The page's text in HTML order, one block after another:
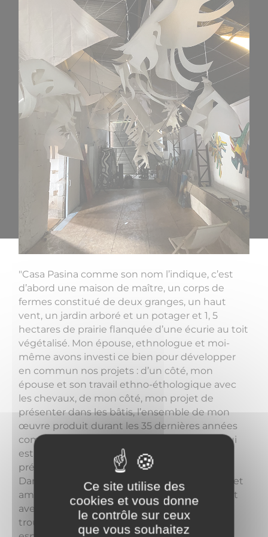
"Casa Pasina comme son nom l’indique, c’est
d’abord une maison de maître, un corps de
fermes constitué de deux granges, un haut
vent, un jardin arboré et un potager et 1, 5
hectares de prairie flanquée d’une écurie au toit
végétalisé. Mon épouse, ethnologue et moi-
même avons investi ce bien pour développer
en commun nos projets : d’un côté, mon
épouse et son travail ethno-éthologique avec
les chevaux, de mon côté, mon projet de
présenter dans les bâtis, l’ensemble de mon
œuvre produit durant les 35 dernières années
comme ma conception de l’espace global qui
est à la fois, lieu de vie, de travail, de
présentation et de relations sociales.
Dans cet espace que nous avons transformé et
aménagé par nous-même essentiellement et
avec des matériaux de récupération, nous
trouvons des œuvres à contempler, des
Ce site utilise des
cookies et vous donne
le contrôle sur ceux
que vous souhaitez